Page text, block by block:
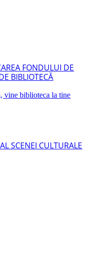
FONDULUI DE
BIBLIOTECĂ
vine biblioteca la tine
SCENEI CULTURALE